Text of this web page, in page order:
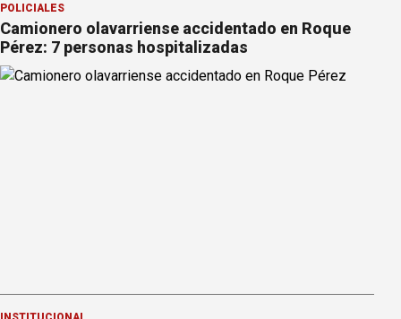
POLICIALES
Camionero olavarriense accidentado en Roque
Pérez: 7 personas hospitalizadas